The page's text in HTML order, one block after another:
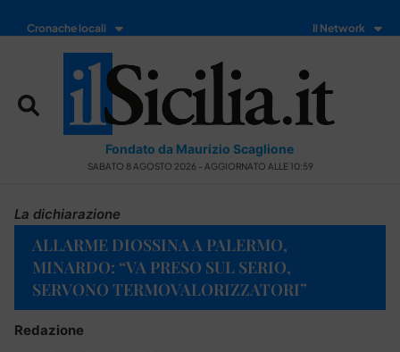
Cronache locali Il Network
Fondato da Maurizio Scaglione
SABATO 8 AGOSTO 2026 - AGGIORNATO ALLE 10:59
La dichiarazione
ALLARME DIOSSINA A PALERMO,
MINARDO: “VA PRESO SUL SERIO,
SERVONO TERMOVALORIZZATORI”
Redazione